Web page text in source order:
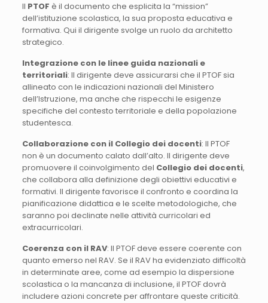
Il PTOF è il documento che esplicita la “mission”
dell’istituzione scolastica, la sua proposta educativa e
formativa. Qui il dirigente svolge un ruolo da architetto
strategico.
Integrazione con le linee guida nazionali e
territoriali: Il dirigente deve assicurarsi che il PTOF sia
allineato con le indicazioni nazionali del Ministero
dell’Istruzione, ma anche che rispecchi le esigenze
specifiche del contesto territoriale e della popolazione
studentesca.
Collaborazione con il Collegio dei docenti: Il PTOF
non è un documento calato dall’alto. Il dirigente deve
promuovere il coinvolgimento del Collegio dei docenti,
che collabora alla definizione degli obiettivi educativi e
formativi. Il dirigente favorisce il confronto e coordina la
pianificazione didattica e le scelte metodologiche, che
saranno poi declinate nelle attività curricolari ed
extracurricolari.
Coerenza con il RAV: Il PTOF deve essere coerente con
quanto emerso nel RAV. Se il RAV ha evidenziato difficoltà
in determinate aree, come ad esempio la dispersione
scolastica o la mancanza di inclusione, il PTOF dovrà
includere azioni concrete per affrontare queste criticità.